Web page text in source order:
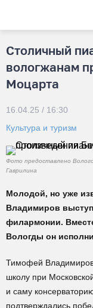
Столичный
вологжанам
Моцарта
16.04.25 / 16:30
Культура и туризм
Фото предоставлено
Гаврилина
Молодой, но уже
Владимиров
филармонии.
Вологды он
Тимофей
школу при
и саму
подтверждались